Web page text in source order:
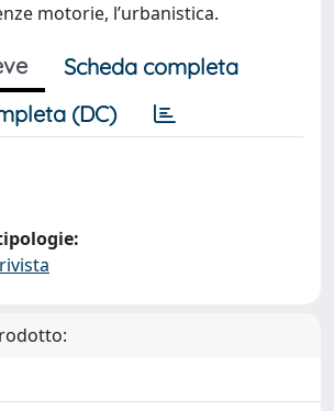
motorie, l’urbanistica.
Scheda completa
(DC)